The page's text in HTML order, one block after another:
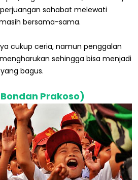
sahabat melewati
bersama-sama.
cukup ceria, namun penggalan
sehingga bisa menjadi
bagus.
Prakoso)